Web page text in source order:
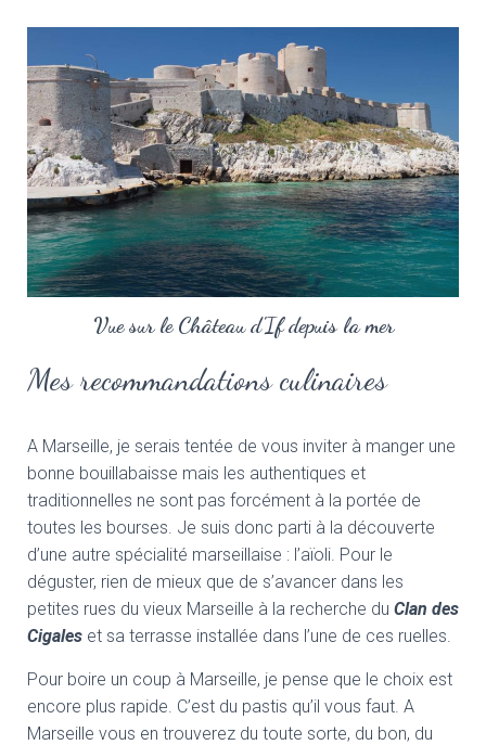
Vue sur le Château d'If depuis la mer
Mes recommandations culinaires
A Marseille, je serais tentée de vous inviter à manger une
bonne bouillabaisse mais les authentiques et
traditionnelles ne sont pas forcément à la portée de
toutes les bourses. Je suis donc parti à la découverte
d’une autre spécialité marseillaise : l’aïoli. Pour le
déguster, rien de mieux que de s’avancer dans les
petites rues du vieux Marseille à la recherche du Clan des
Cigales et sa terrasse installée dans l’une de ces ruelles.
Pour boire un coup à Marseille, je pense que le choix est
encore plus rapide. C’est du pastis qu’il vous faut. A
Marseille vous en trouverez du toute sorte, du bon, du